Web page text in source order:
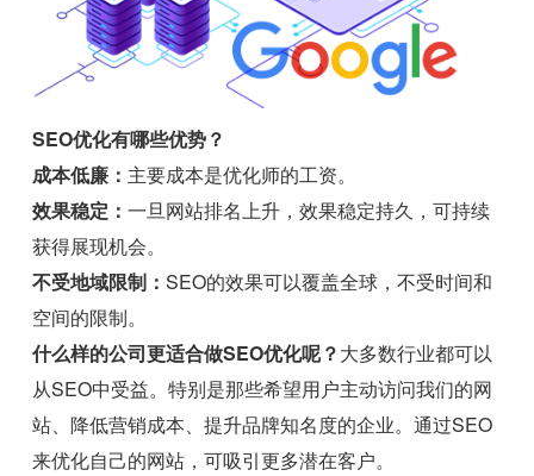
SEO优化有哪些优势？
成本低廉： 主要成本是优化师的工资。
效果稳定：一旦网站排名上升，效果稳定持久，可持续
获得展现机会。
不受地域限制：SEO的效果可以覆盖全球，不受时间和
空间的限制。
什么样的公司更适合做SEO优化呢？大多数行业都可以
从SEO中受益。特别是那些希望用户主动访问我们的网
站、降低营销成本、提升品牌知名度的企业。通过SEO
来优化自己的网站，可吸引更多潜在客户。